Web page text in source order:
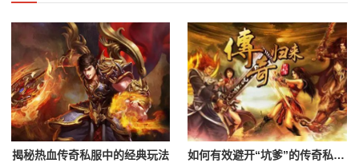
揭秘热血传奇私服中的经典玩法 如何有效避开“坑爹”的传奇私服？辨别黑心服务器的指南